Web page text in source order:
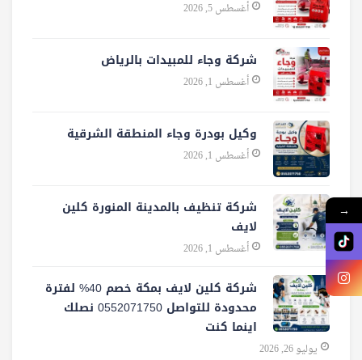
أغسطس 5, 2026
شركة وجاء للمبيدات بالرياض
أغسطس 1, 2026
وكيل بودرة وجاء المنطقة الشرقية
أغسطس 1, 2026
شركة تنظيف بالمدينة المنورة كلين
لايف
أغسطس 1, 2026
شركة كلين لايف بمكة خصم 40% لفترة
محدودة للتواصل 0552071750 نصلك
اينما كنت
يوليو 26, 2026
→